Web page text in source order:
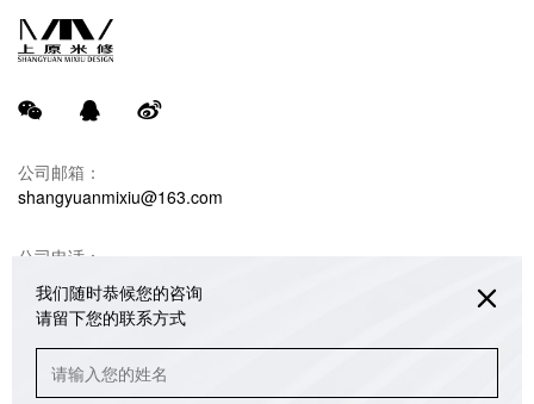
公司邮箱：
shangyuanmixiu@163.com
公司电话：
18680990732 韩光亚（米修设计）
重庆江北区绿地海外滩销售中心办公楼3/4/5楼
我们随时恭候您的咨询
请留下您的联系方式